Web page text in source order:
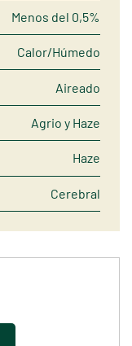
Menos del 0,5%
Calor/Húmedo
Aireado
Agrio y Haze
Haze
Cerebral